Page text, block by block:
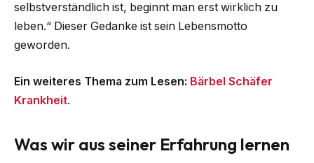
selbstverständlich ist, beginnt man erst wirklich zu
leben.“ Dieser Gedanke ist sein Lebensmotto
geworden.
Ein weiteres Thema zum Lesen: Bärbel Schäfer
Krankheit.
Was wir aus seiner Erfahrung lernen